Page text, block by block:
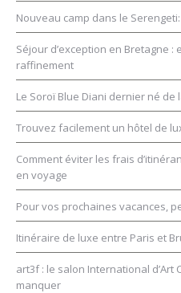
Nouveau camp dans le
Séjour d’exception en Bretagne
raffinement
Le Soroï Blue Diani dernier né de
Trouvez facilement un hôtel de
Comment éviter les frais
en voyage
Pour vos prochaines vacances,
Itinéraire de luxe entre Paris et
art3f : le salon International
manquer